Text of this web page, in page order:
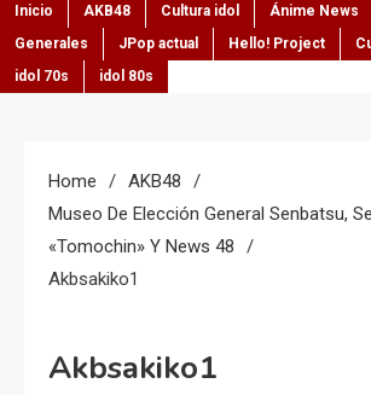
Inicio AKB48 Cultura idol Ánime News
Generales
JPop actual Hello! Project
idol 70s
idol 80s
Home
AKB48
Museo De Elección General Senbatsu,
«Tomochin» Y News 48
Akbsakiko1
Akbsakiko1